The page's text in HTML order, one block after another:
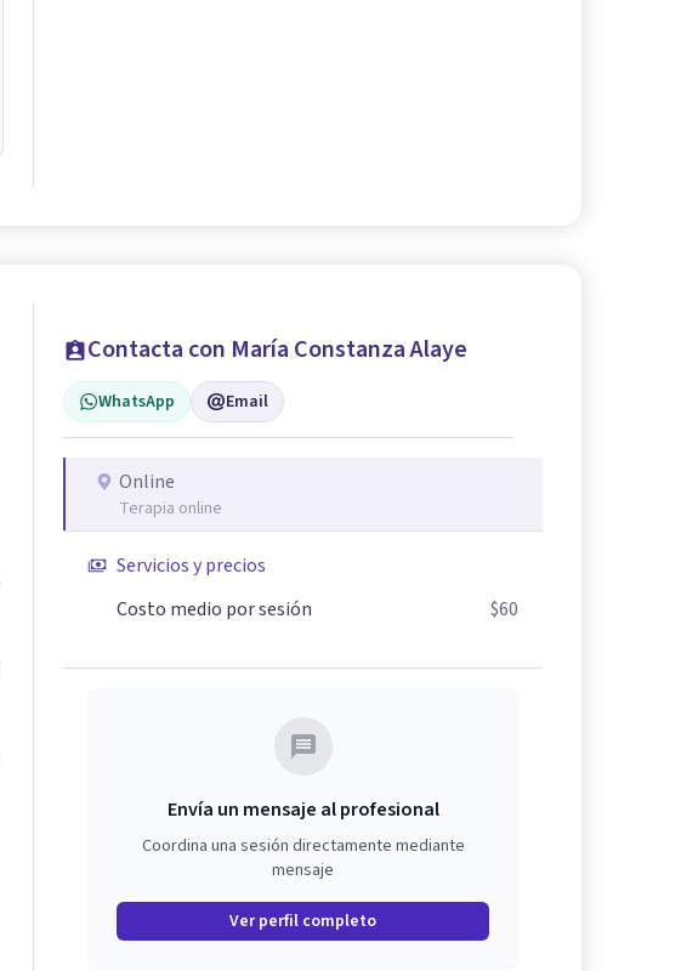
Contacta con María Constanza Alaye
WhatsApp Email
Online
Terapia online
Servicios y precios
Costo medio por sesión
$60
Envía un mensaje al profesional
Coordina una sesión directamente mediante
mensaje
Ver perfil completo